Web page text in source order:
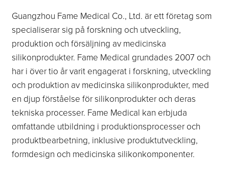
Guangzhou Fame Medical Co., Ltd. är ett företag som
specialiserar sig på forskning och utveckling,
produktion och försäljning av medicinska
silikonprodukter. Fame Medical grundades 2007 och
har i över tio år varit engagerat i forskning, utveckling
och produktion av medicinska silikonprodukter, med
en djup förståelse för silikonprodukter och deras
tekniska processer. Fame Medical kan erbjuda
omfattande utbildning i produktionsprocesser och
produktbearbetning, inklusive produktutveckling,
formdesign och medicinska silikonkomponenter.